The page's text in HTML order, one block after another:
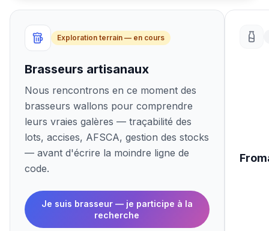
Exploration terrain — en cours
Brasseurs artisanaux
Nous rencontrons en ce moment des
brasseurs wallons pour comprendre
leurs vraies galères — traçabilité des
lots, accises, AFSCA, gestion des stocks
— avant d'écrire la moindre ligne de
code.
Je suis brasseur — je participe à la
recherche